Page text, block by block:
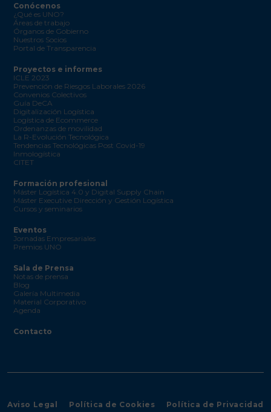
Conócenos
¿Qué es UNO?
Áreas de trabajo
Órganos de Gobierno
Nuestros Socios
Portal de Transparencia
Proyectos e informes
ICLE 2023
Prevención de Riesgos Laborales 2026
Convenios Colectivos
Guía DeCA
Digitalización Logística
Logística de Ecommerce
Ordenanzas de movilidad
La R-Evolución Tecnológica
Tendencias Tecnológicas Post Covid-19
Inmologística
CITET
Formación profesional
Máster Logística 4.0 y Digital Supply Chain
Máster Executive Dirección y Gestión Logística
Cursos y seminarios
Eventos
Jornadas Empresariales
Premios UNO
Sala de Prensa
Notas de prensa
Blog
Galería Multimedia
Material Corporativo
Agenda
Contacto
Aviso Legal Política de Cookies Política de Privacidad